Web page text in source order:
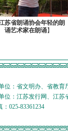
苏省朗诵协会年轻的朗
诵艺术家在朗诵】
位：省文明办、省教
位：江苏发行网、江
：025-83361234